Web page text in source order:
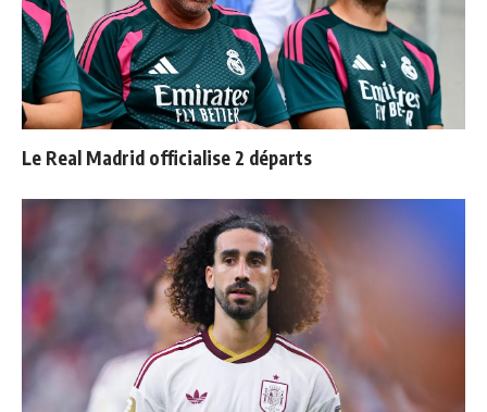
Le Real Madrid officialise 2 départs